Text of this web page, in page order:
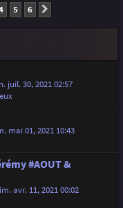
h
5 6
juil. 30, 2021 02:57
mai 01, 2021 10:43
#AOUT &
avr. 11, 2021 00:02